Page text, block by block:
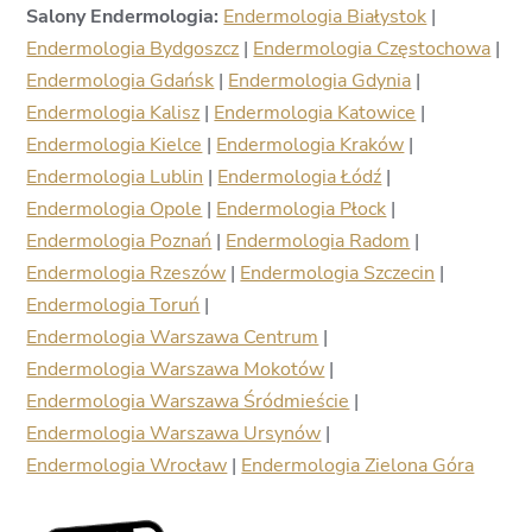
Salony Endermologia: Endermologia Białystok |
Endermologia Bydgoszcz | Endermologia Częstochowa |
Endermologia Gdańsk | Endermologia Gdynia |
Endermologia Kalisz | Endermologia Katowice |
Endermologia Kielce | Endermologia Kraków |
Endermologia Lublin | Endermologia Łódź |
Endermologia Opole | Endermologia Płock |
Endermologia Poznań | Endermologia Radom |
Endermologia Rzeszów | Endermologia Szczecin |
Endermologia Toruń |
Endermologia Warszawa Centrum |
Endermologia Warszawa Mokotów |
Endermologia Warszawa Śródmieście |
Endermologia Warszawa Ursynów |
Endermologia Wrocław | Endermologia Zielona Góra